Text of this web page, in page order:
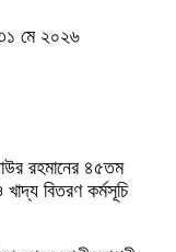
মে ২০২৬
রহমানের ৪৫তম
খাদ্য বিতরণ কর্মসূচি